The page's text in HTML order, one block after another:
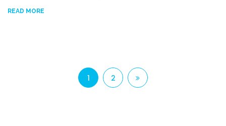
READ MORE
1 2